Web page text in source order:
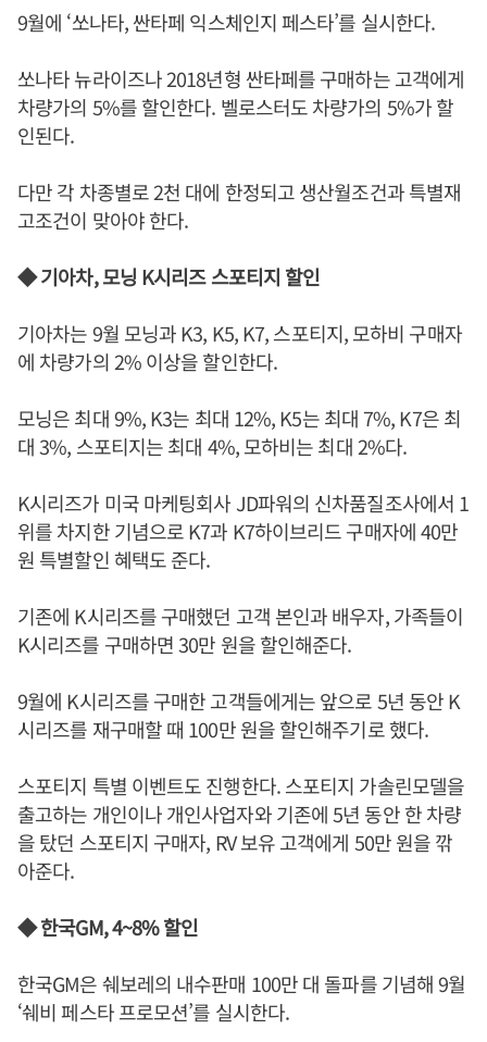
9월에 ‘쏘나타, 싼타페 익스체인지 페스타’를 실시한다.
쏘나타 뉴라이즈나 2018년형 싼타페를 구매하는 고객에게
차량가의 5%를 할인한다. 벨로스터도 차량가의 5%가 할
인된다.
다만 각 차종별로 2천 대에 한정되고 생산월조건과 특별재
고조건이 맞아야 한다.
◆ 기아차, 모닝 K시리즈 스포티지 할인
기아차는 9월 모닝과 K3, K5, K7, 스포티지, 모하비 구매자
에 차량가의 2% 이상을 할인한다.
모닝은 최대 9%, K3는 최대 12%, K5는 최대 7%, K7은 최
대 3%, 스포티지는 최대 4%, 모하비는 최대 2%다.
K시리즈가 미국 마케팅회사 JD파워의 신차품질조사에서 1
위를 차지한 기념으로 K7과 K7하이브리드 구매자에 40만
원 특별할인 혜택도 준다.
기존에 K시리즈를 구매했던 고객 본인과 배우자, 가족들이
K시리즈를 구매하면 30만 원을 할인해준다.
9월에 K시리즈를 구매한 고객들에게는 앞으로 5년 동안 K
시리즈를 재구매할 때 100만 원을 할인해주기로 했다.
스포티지 특별 이벤트도 진행한다. 스포티지 가솔린모델을
출고하는 개인이나 개인사업자와 기존에 5년 동안 한 차량
을 탔던 스포티지 구매자, RV 보유 고객에게 50만 원을 깎
아준다.
◆ 한국GM, 4~8% 할인
한국GM은 쉐보레의 내수판매 100만 대 돌파를 기념해 9월
‘쉐비 페스타 프로모션’를 실시한다.